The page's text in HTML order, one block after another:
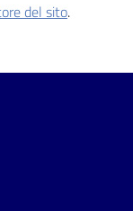
del sito.